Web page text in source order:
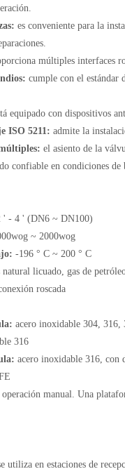
es conveniente para la
múltiples interfaces
cumple con el estándar
equipado con dispositivos
ISO 5211: admite la
el asiento de la
confiable en condiciones de
' - 4 ' (DN6 ~ DN100)
~ 2000wog
-196 ° C ~ 200 ° C
natural licuado, gas de
roscada
acero inoxidable 304, 316,
316
acero inoxidable 316, con
operación manual. Una
utiliza en estaciones de